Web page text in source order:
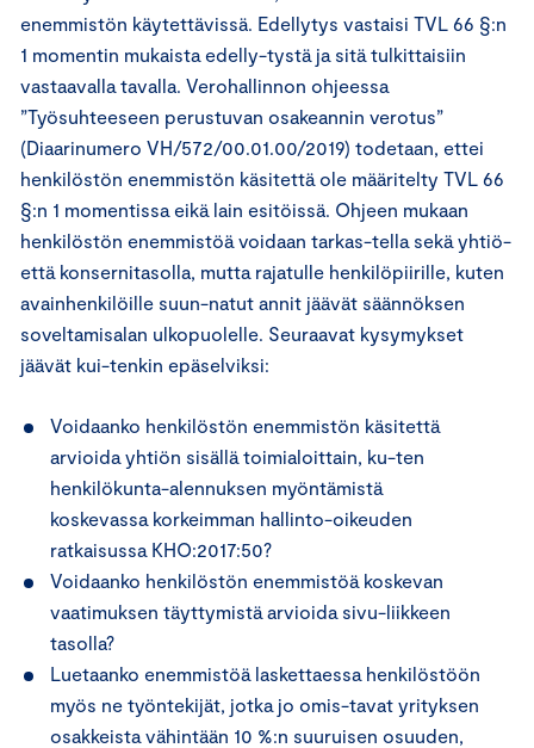
enemmistön käytettävissä. Edellytys vastaisi TVL 66 §:n
1 momentin mukaista edelly-tystä ja sitä tulkittaisiin
vastaavalla tavalla. Verohallinnon ohjeessa
”Työsuhteeseen perustuvan osakeannin verotus”
(Diaarinumero VH/572/00.01.00/2019) todetaan, ettei
henkilöstön enemmistön käsitettä ole määritelty TVL 66
§:n 1 momentissa eikä lain esitöissä. Ohjeen mukaan
henkilöstön enemmistöä voidaan tarkas-tella sekä yhtiö-
että konsernitasolla, mutta rajatulle henkilöpiirille, kuten
avainhenkilöille suun-natut annit jäävät säännöksen
soveltamisalan ulkopuolelle. Seuraavat kysymykset
jäävät kui-tenkin epäselviksi:
Voidaanko henkilöstön enemmistön käsitettä
arvioida yhtiön sisällä toimialoittain, ku-ten
henkilökunta-alennuksen myöntämistä
koskevassa korkeimman hallinto-oikeuden
ratkaisussa KHO:2017:50?
Voidaanko henkilöstön enemmistöä koskevan
vaatimuksen täyttymistä arvioida sivu-liikkeen
tasolla?
Luetaanko enemmistöä laskettaessa henkilöstöön
myös ne työntekijät, jotka jo omis-tavat yrityksen
osakkeista vähintään 10 %:n suuruisen osuuden,